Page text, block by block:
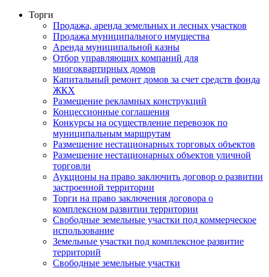
Торги
Продажа, аренда земельных и лесных участков
Продажа муниципального имущества
Аренда муниципальной казны
Отбор управляющих компаний для
многоквартирных домов
Капитальный ремонт домов за счет средств фонда
ЖКХ
Размещение рекламных конструкций
Концессионные соглашения
Конкурсы на осуществление перевозок по
муниципальным маршрутам
Размещение нестационарных торговых объектов
Размещение нестационарных объектов уличной
торговли
Аукционы на право заключить договор о развитии
застроенной территории
Торги на право заключения договора о
комплексном развитии территории
Свободные земельные участки под коммерческое
использование
Земельные участки под комплексное развитие
территорий
Свободные земельные участки